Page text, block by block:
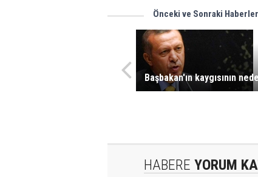
Önceki ve Sonraki Haberler
Başbakan'ın kaygısının
HABERE YORUM